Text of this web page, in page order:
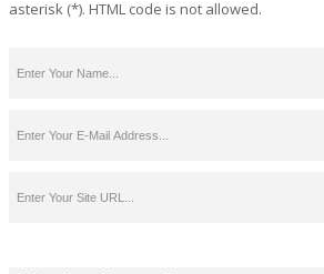
asterisk (*). HTML code is not allowed.